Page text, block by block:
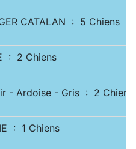
CATALAN : 5 Chiens
: 2 Chiens
- Ardoise - Gris : 2 Chiens
: 1 Chiens